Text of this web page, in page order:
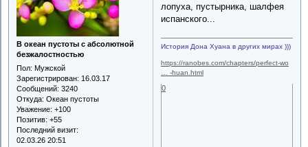
В океан пустоты с абсолютной
безжалостностью
Пол: Мужской
Зарегистрирован: 16.03.17
Сообщений: 3240
Откуда: Океан пустоты
Уважение: +100
Позитив: +55
Последний визит:
02.03.26 20:51
лопуха, пустырника, шалфея
испанского...
История Дона Хуана в других мирах )))
https://ranobes.com/chapters/perfect-wo
… -huan.html
0